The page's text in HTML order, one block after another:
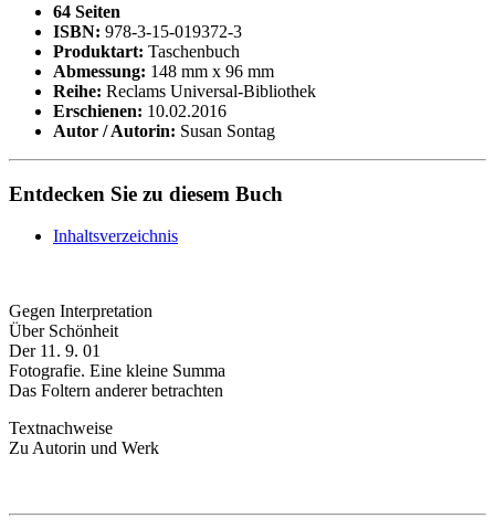
64 Seiten
ISBN: 978-3-15-019372-3
Produktart: Taschenbuch
Abmessung: 148 mm x 96 mm
Reihe: Reclams Universal-Bibliothek
Erschienen: 10.02.2016
Autor / Autorin: Susan Sontag
Entdecken Sie zu diesem Buch
Inhaltsverzeichnis
Gegen Interpretation
Über Schönheit
Der 11. 9. 01
Fotografie. Eine kleine Summa
Das Foltern anderer betrachten
Textnachweise
Zu Autorin und Werk